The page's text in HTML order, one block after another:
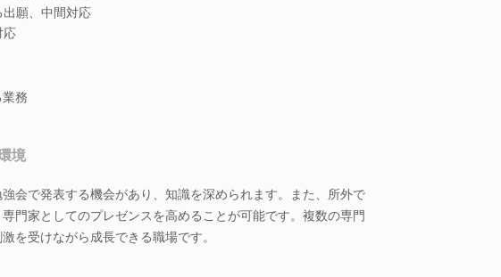
願、中間対応
応
業務
境
会で発表する機会があり、知識を深められます。また、所外で
門家としてのプレゼンスを高めることが可能です。複数の専門
を受けながら成長できる職場です。